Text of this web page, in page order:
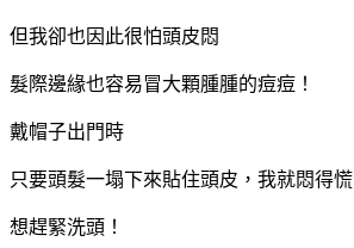
但我卻也因此很怕頭皮悶
髮際邊緣也容易冒大顆腫腫的痘痘！
戴帽子出門時
只要頭髮一塌下來貼住頭皮，我就悶得慌
想趕緊洗頭！